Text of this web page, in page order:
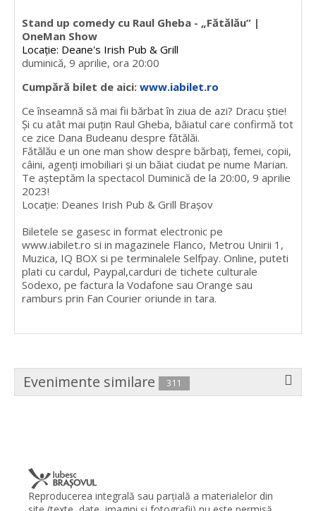
Stand up comedy cu Raul Gheba - „Fătălău” |
OneMan Show
Locație: Deane's Irish Pub & Grill
duminică, 9 aprilie, ora 20:00
Cumpără bilet de aici: www.iabilet.ro
Ce înseamnă să mai fii bărbat în ziua de azi? Dracu știe!
Și cu atât mai puțin Raul Gheba, băiatul care confirmă tot
ce zice Dana Budeanu despre fătălăi.
Fătălău e un one man show despre bărbați, femei, copii,
câini, agenți imobiliari și un băiat ciudat pe nume Marian.
Te așteptăm la spectacol Duminică de la 20:00, 9 aprilie
2023!
Locație: Deanes Irish Pub & Grill Brașov
Biletele se gasesc in format electronic pe
www.iabilet.ro si in magazinele Flanco, Metrou Unirii 1,
Muzica, IQ BOX si pe terminalele Selfpay. Online, puteti
plati cu cardul, Paypal,carduri de tichete culturale
Sodexo, pe factura la Vodafone sau Orange sau
ramburs prin Fan Courier oriunde in tara.
Evenimente similare 311
Reproducerea integrală sau parţială a materialelor din